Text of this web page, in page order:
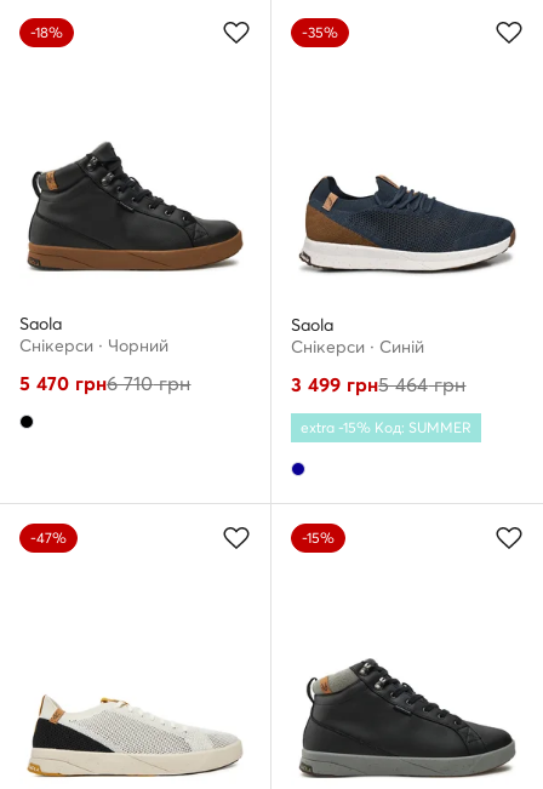
-18%
Saola
Снікерcи · Чорний
5 470 грн6 710грн
-35%
Saola
Снікерcи · Cиній
3 499 грн5 464грн
extra -15% Код: SUMMER
-47% -15%